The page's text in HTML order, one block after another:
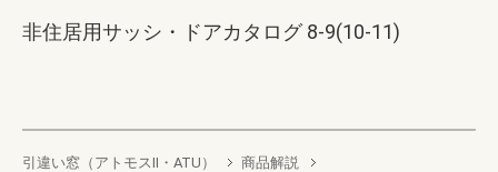
非住居用サッシ・ドアカタログ 8-9(10-11)
引違い窓（アトモスII・ATU） 商品解説